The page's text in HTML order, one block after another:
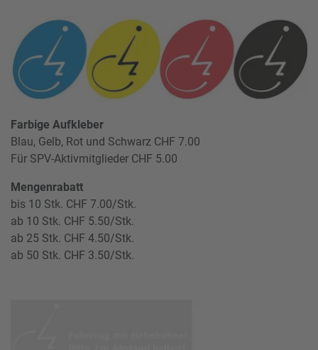
Farbige Aufkleber
Blau, Gelb, Rot und Schwarz CHF 7.00
Für SPV-Aktivmitglieder CHF 5.00
Mengenrabatt
bis 10 Stk. CHF 7.00/Stk.
ab 10 Stk. CHF 5.50/Stk.
ab 25 Stk. CHF 4.50/Stk.
ab 50 Stk. CHF 3.50/Stk.